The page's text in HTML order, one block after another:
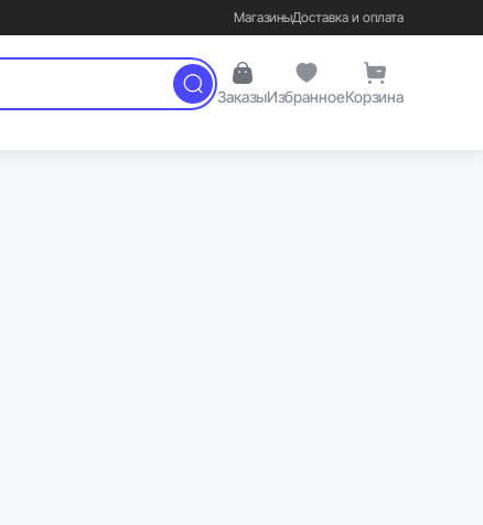
МагазиныДоставка и оплата
ЗаказыИзбранноеКорзина